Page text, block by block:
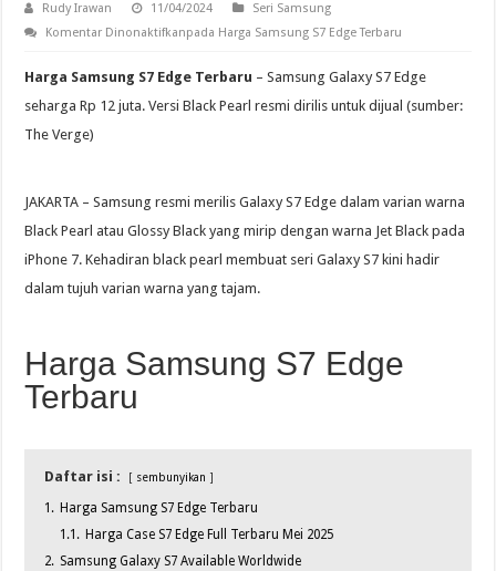
Rudy Irawan 11/04/2024
Seri Samsung
Komentar Dinonaktifkanpada Harga Samsung S7 Edge Terbaru
Harga Samsung S7 Edge Terbaru – Samsung Galaxy S7 Edge
seharga Rp 12 juta. Versi Black Pearl resmi dirilis untuk dijual (sumber:
The Verge)
JAKARTA – Samsung resmi merilis Galaxy S7 Edge dalam varian warna
Black Pearl atau Glossy Black yang mirip dengan warna Jet Black pada
iPhone 7. Kehadiran black pearl membuat seri Galaxy S7 kini hadir
dalam tujuh varian warna yang tajam.
Harga Samsung S7 Edge
Terbaru
Daftar isi : sembunyikan
1. Harga Samsung S7 Edge Terbaru
1.1. Harga Case S7 Edge Full Terbaru Mei 2025
2. Samsung Galaxy S7 Available Worldwide